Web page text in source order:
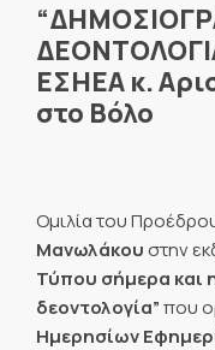
ΕΣΗΕΑ κ.
στο Βόλο
Ομιλία του
Μανωλάκουστην
Τύπου σήμερα και
δεοντολογία”που
Ημερησίων